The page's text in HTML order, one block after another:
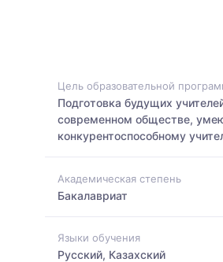
Цель образовательной
Подготовка будущих
современном обществе,
конкурентоспособному
Академическая степень
Бакалавриат
Языки обучения
Русский, Казахский